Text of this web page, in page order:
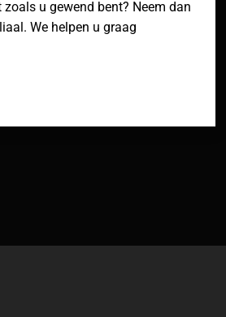
u gewend bent? Neem dan
We helpen u graag
Onze winkels
Hoofdkantoor